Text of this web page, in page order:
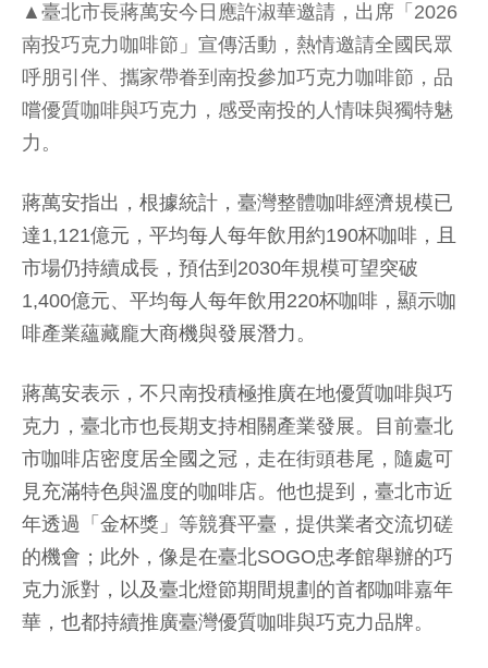
▲臺北市長蔣萬安今日應許淑華邀請，出席「2026
南投巧克力咖啡節」宣傳活動，熱情邀請全國民眾
呼朋引伴、攜家帶眷到南投參加巧克力咖啡節，品
嚐優質咖啡與巧克力，感受南投的人情味與獨特魅
力。
蔣萬安指出，根據統計，臺灣整體咖啡經濟規模已
達1,121億元，平均每人每年飲用約190杯咖啡，且
市場仍持續成長，預估到2030年規模可望突破
1,400億元、平均每人每年飲用220杯咖啡，顯示咖
啡產業蘊藏龐大商機與發展潛力。
蔣萬安表示，不只南投積極推廣在地優質咖啡與巧
克力，臺北市也長期支持相關產業發展。目前臺北
市咖啡店密度居全國之冠，走在街頭巷尾，隨處可
見充滿特色與溫度的咖啡店。他也提到，臺北市近
年透過「金杯獎」等競賽平臺，提供業者交流切磋
的機會；此外，像是在臺北SOGO忠孝館舉辦的巧
克力派對，以及臺北燈節期間規劃的首都咖啡嘉年
華，也都持續推廣臺灣優質咖啡與巧克力品牌。